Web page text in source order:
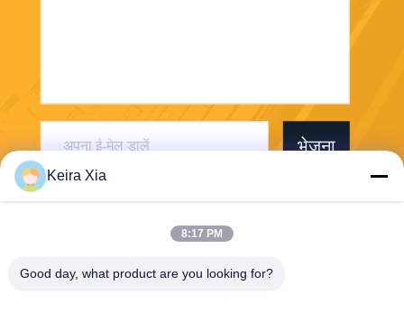
भेजना
Keira Xia
8:17 PM
Good day, what product are you looking for?